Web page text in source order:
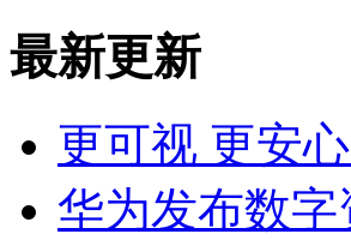
最新更新
更可视 更安
华为发布数